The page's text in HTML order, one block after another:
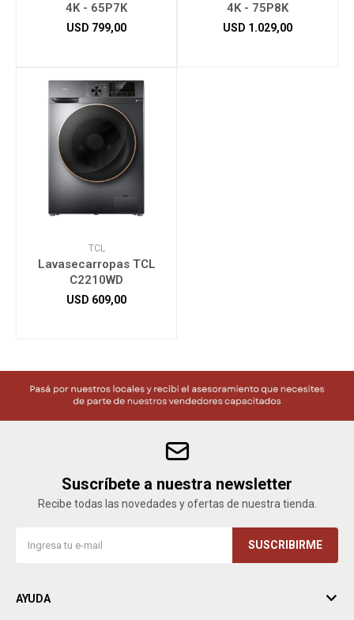
4K - 65P7K
USD 799,00
4K - 75P8K
USD 1.029,00
TCL
Lavasecarropas TCL
C2210WD
USD 609,00
Suscríbete a nuestra newsletter
Recibe todas las novedades y ofertas de nuestra tienda.
SUSCRIBIRME
AYUDA